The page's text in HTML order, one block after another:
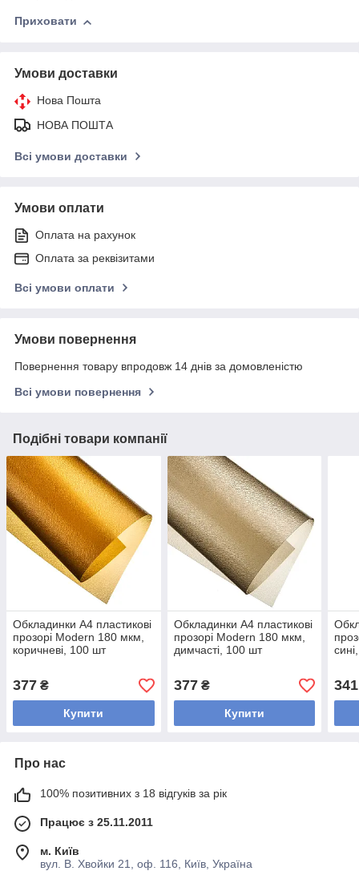
Приховати
Умови доставки
Нова Пошта
НОВА ПОШТА
Всі умови доставки
Умови оплати
Оплата на рахунок
Оплата за реквізитами
Всі умови оплати
Умови повернення
Повернення товару впродовж 14 днів за домовленістю
Всі умови повернення
Подібні товари компанії
Обкладинки А4 пластикові
прозорі Modern 180 мкм,
коричневі, 100 шт
377 ₴
Купити
Обкладинки А4 пластикові
прозорі Modern 180 мкм,
димчасті, 100 шт
377₴
Купити
341
Про нас
100% позитивних з 18 відгуків за рік
Працює з 25.11.2011
м. Київ
вул. В. Хвойки 21, оф. 116, Київ, Україна